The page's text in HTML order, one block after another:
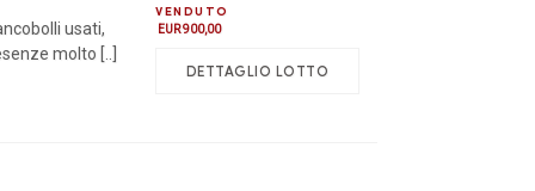
usati,
molto [..]
VENDUTO
EUR 900,00
DETTAGLIO LOTTO